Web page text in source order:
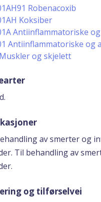
Robenacoxib
Koksiber
Antiinflammatoriske
Antiinflammatoriske og
og skjelett
av smerter og
Til behandling av
og tilførselvei